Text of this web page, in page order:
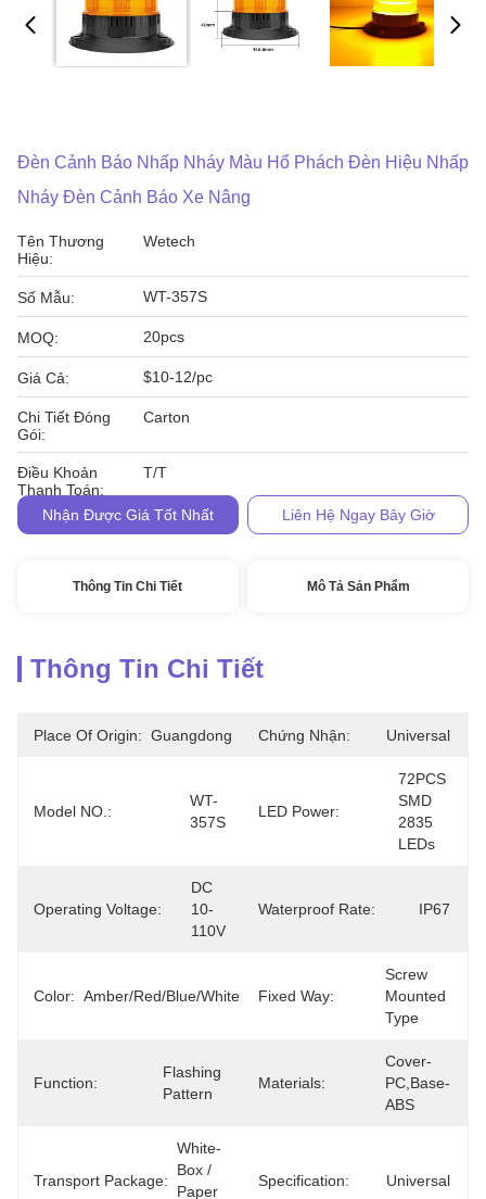
Đèn Cảnh Báo Nhấp Nháy Màu Hổ Phách Đèn Hiệu Nhấp
Nháy Đèn Cảnh Báo Xe Nâng
Tên Thương
Hiệu:
Wetech
Số Mẫu: WT-357S
MOQ: 20pcs
Giá Cả: $10-12/pc
Chi Tiết Đóng
Gói:
Carton
Điều Khoản
Thanh Toán:
T/T
Nhận Được Giá Tốt Nhất Liên Hệ Ngay Bây Giờ
Thông Tin Chi Tiết Mô Tả Sản Phẩm
Thông Tin Chi Tiết
Place Of Origin: Guangdong Chứng Nhận: Universal
Model NO.:
WT-
357S
LED Power:
72PCS
SMD
2835
LEDs
Operating Voltage:
DC
10-
110V
Waterproof Rate: IP67
Color: Amber/Red/Blue/White Fixed Way:
Screw
Mounted
Type
Function:
Flashing
Pattern
Materials:
Cover-
PC,Base-
ABS
Transport Package:
White-
Box /
Paper
Specification: Universal